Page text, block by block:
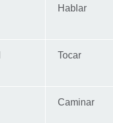
Hablar
Tocar
Caminar